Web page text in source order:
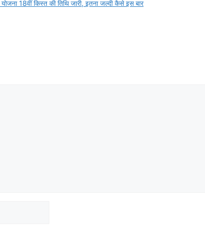
18वीं किस्त की तिथि जारी, इतना जल्दी कैसे इस बार